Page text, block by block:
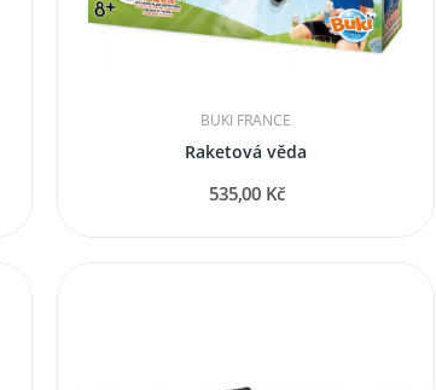
BUKI FRANCE
Raketová věda
535,00 Kč